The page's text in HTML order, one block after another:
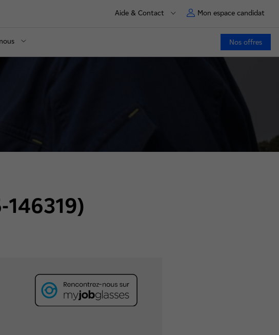
Aide & Contact Mon espace candidat
Nos offres